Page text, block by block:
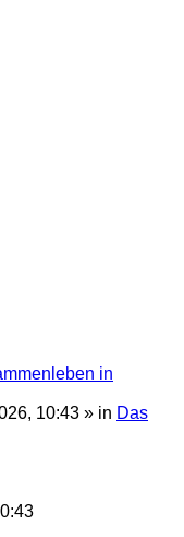
in
10:43 » in Das